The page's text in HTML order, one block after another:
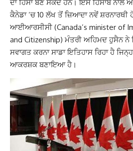
ਦਾ ਹਿੱਸਾ ਬਣ ਸਕਦੇ ਹਨ। ਇਸ ਹਿਸਾਬ ਨਾਲ
ਕੈਨੇਡਾ ‘ਚ 10 ਲੱਖ ਤੋਂ ਜ਼ਿਆਦਾ ਨਵੇਂ ਸ਼ਰਨਾਰਥੀ
ਆਈਆਰਸੀਸੀ (Canada’s minister of
and Citizenship) ਮੰਤਰੀ ਅਹਿਮਦ ਹੁਸੈਨ ਨੇ
ਸਵਾਗਤ ਕਰਨਾ ਸਾਡਾ ਇਤਿਹਾਸ ਰਿਹਾ ਹੈ
ਆਕਰਸ਼ਕ ਬਣਾਇਆ ਹੈ।